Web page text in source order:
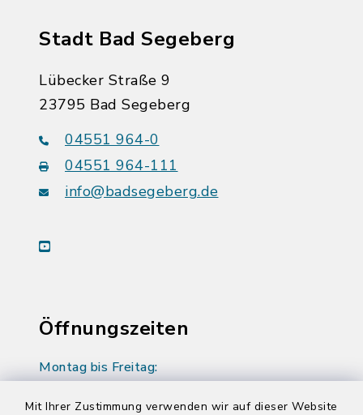
Mit Ihrer Zustimmung verwenden wir auf dieser Website
Stadt Bad Segeberg
Lübecker Straße 9
23795 Bad Segeberg
04551 964-0
04551 964-111
info@badsegeberg.de
youtube
Öffnungszeiten
Montag bis Freitag: